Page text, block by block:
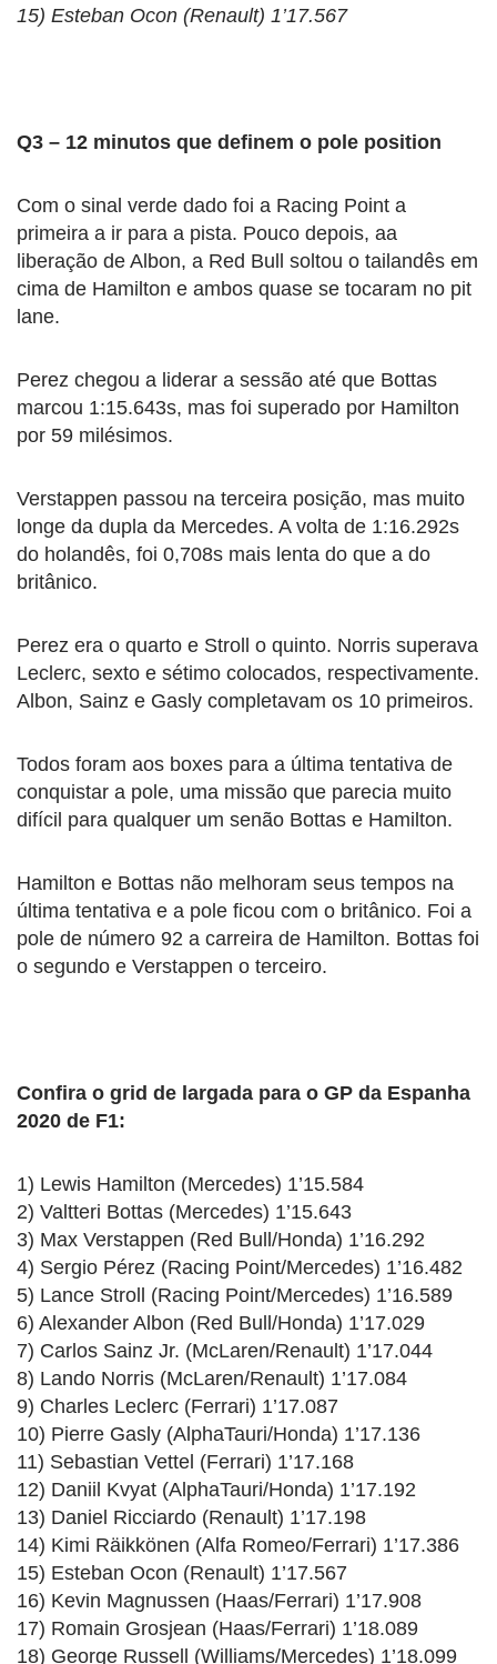
15) Esteban Ocon (Renault) 1’17.567
Q3 – 12 minutos que definem o pole position
Com o sinal verde dado foi a Racing Point a
primeira a ir para a pista. Pouco depois, aa
liberação de Albon, a Red Bull soltou o tailandês em
cima de Hamilton e ambos quase se tocaram no pit
lane.
Perez chegou a liderar a sessão até que Bottas
marcou 1:15.643s, mas foi superado por Hamilton
por 59 milésimos.
Verstappen passou na terceira posição, mas muito
longe da dupla da Mercedes. A volta de 1:16.292s
do holandês, foi 0,708s mais lenta do que a do
britânico.
Perez era o quarto e Stroll o quinto. Norris superava
Leclerc, sexto e sétimo colocados, respectivamente.
Albon, Sainz e Gasly completavam os 10 primeiros.
Todos foram aos boxes para a última tentativa de
conquistar a pole, uma missão que parecia muito
difícil para qualquer um senão Bottas e Hamilton.
Hamilton e Bottas não melhoram seus tempos na
última tentativa e a pole ficou com o britânico. Foi a
pole de número 92 a carreira de Hamilton. Bottas foi
o segundo e Verstappen o terceiro.
Confira o grid de largada para o GP da Espanha
2020 de F1:
1) Lewis Hamilton (Mercedes) 1’15.584
2) Valtteri Bottas (Mercedes) 1’15.643
3) Max Verstappen (Red Bull/Honda) 1’16.292
4) Sergio Pérez (Racing Point/Mercedes) 1’16.482
5) Lance Stroll (Racing Point/Mercedes) 1’16.589
6) Alexander Albon (Red Bull/Honda) 1’17.029
7) Carlos Sainz Jr. (McLaren/Renault) 1’17.044
8) Lando Norris (McLaren/Renault) 1’17.084
9) Charles Leclerc (Ferrari) 1’17.087
10) Pierre Gasly (AlphaTauri/Honda) 1’17.136
11) Sebastian Vettel (Ferrari) 1’17.168
12) Daniil Kvyat (AlphaTauri/Honda) 1’17.192
13) Daniel Ricciardo (Renault) 1’17.198
14) Kimi Räikkönen (Alfa Romeo/Ferrari) 1’17.386
15) Esteban Ocon (Renault) 1’17.567
16) Kevin Magnussen (Haas/Ferrari) 1’17.908
17) Romain Grosjean (Haas/Ferrari) 1’18.089
18) George Russell (Williams/Mercedes) 1’18.099